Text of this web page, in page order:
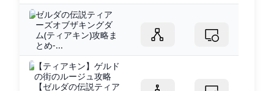
ゼルダの伝説ティア
ーズオブザキングダ
ム(ティアキン)攻略ま
とめ-...
【ティアキン】ゲルド
の街のルージュ攻略
【ゼルダの伝説ティア